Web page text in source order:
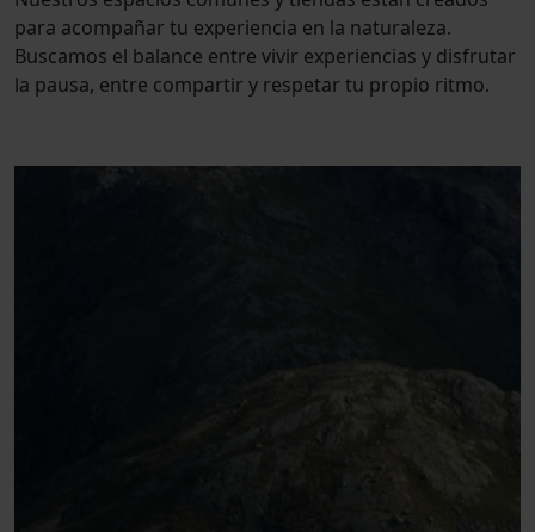
para acompañar tu experiencia en la naturaleza.
Buscamos el balance entre vivir experiencias y disfrutar
la pausa, entre compartir y respetar tu propio ritmo.